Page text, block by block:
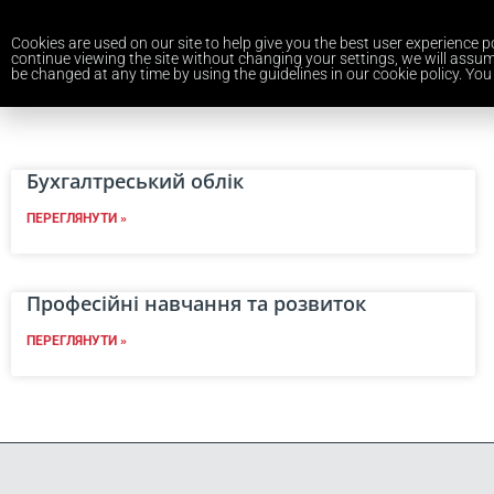
Бухгалтреський облік
ПЕРЕГЛЯНУТИ »
Професійні навчання та розвиток
ПЕРЕГЛЯНУТИ »
Cookies are used on our site to help give you the best user
continue viewing the site without changing your settings, we will
be changed at any time by using the guidelines in our cookie policy.